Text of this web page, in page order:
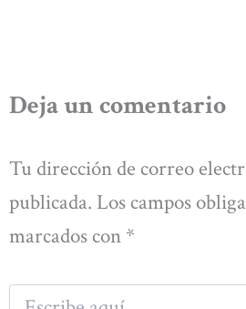
Deja un comentario
Tu dirección de correo
publicada. Los campos
marcados con *
Escribe